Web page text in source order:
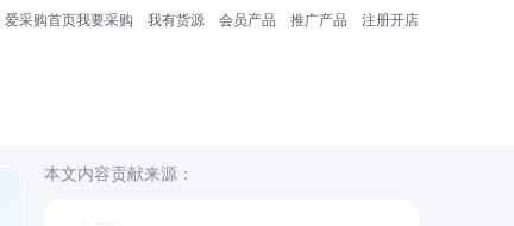
爱采购首页我要采购 我有货源 会员产品 推广产品 注册开店
本文内容贡献来源：